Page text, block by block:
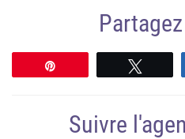
Suivre